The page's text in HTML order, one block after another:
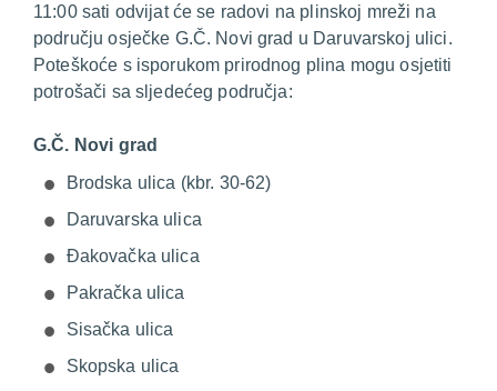
11:00 sati odvijat će se radovi na plinskoj mreži na
području osječke G.Č. Novi grad u Daruvarskoj ulici.
Poteškoće s isporukom prirodnog plina mogu osjetiti
potrošači sa sljedećeg područja:
G.Č. Novi grad
Brodska ulica (kbr. 30-62)
Daruvarska ulica
Đakovačka ulica
Pakračka ulica
Sisačka ulica
Skopska ulica